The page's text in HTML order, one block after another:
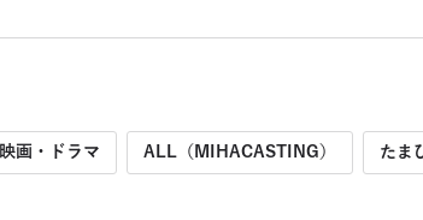
映画・ドラマ ALL（MIHACASTING） たま